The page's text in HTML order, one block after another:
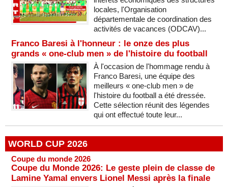
locales, l'Organisation
départementale de coordination des
activités de vacances (ODCAV)...
Franco Baresi à l'honneur : le onze des plus
grands « one-club men » de l'histoire du football
À l'occasion de l'hommage rendu à
Franco Baresi, une équipe des
meilleurs « one-club men » de
l'histoire du football a été dressée.
Cette sélection réunit des légendes
qui ont effectué toute leur...
WORLD CUP 2026
Coupe du monde 2026
Coupe du Monde 2026: Le geste plein de classe de
Lamine Yamal envers Lionel Messi après la finale